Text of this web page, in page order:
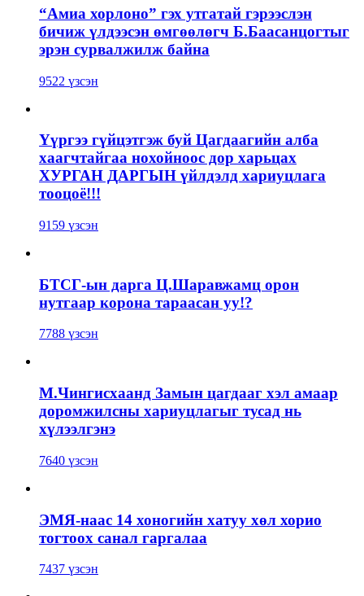
“Амиа хорлоно” гэх утгатай гэрээслэн
бичиж үлдээсэн өмгөөлөгч Б.Баасанцогтыг
эрэн сурвалжилж байна
9522 үзсэн
Үүргээ гүйцэтгэж буй Цагдаагийн алба
хаагчтайгаа нохойноос дор харьцах
ХУРГАН ДАРГЫН үйлдэлд хариуцлага
тооцоё!!!
9159 үзсэн
БТСГ-ын дарга Ц.Шаравжамц орон
нутгаар корона тараасан уу!?
7788 үзсэн
М.Чингисхаанд Замын цагдааг хэл амаар
доромжилсны хариуцлагыг тусад нь
хүлээлгэнэ
7640 үзсэн
ЭМЯ-наас 14 хоногийн хатуу хөл хорио
тогтоох санал гаргалаа
7437 үзсэн